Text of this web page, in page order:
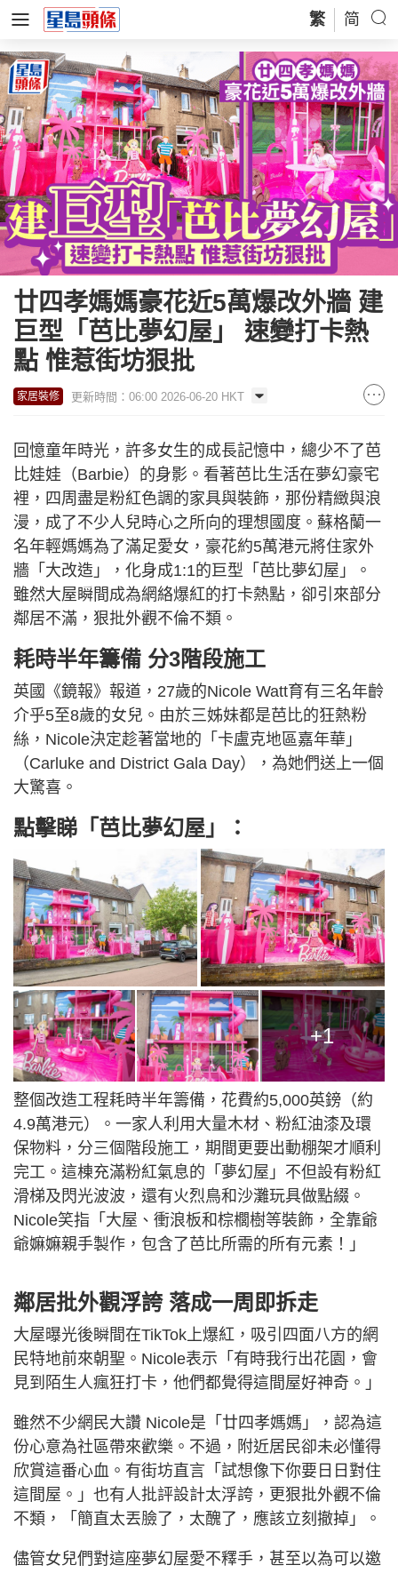
繁 简
廿四孝媽媽豪花近5萬爆改外牆 建
巨型「芭比夢幻屋」 速變打卡熱
點 惟惹街坊狠批
家居裝修 更新時間：06:00 2026-06-20 HKT
回憶童年時光，許多女生的成長記憶中，總少不了芭
比娃娃（Barbie）的身影。看著芭比生活在夢幻豪宅
裡，四周盡是粉紅色調的家具與裝飾，那份精緻與浪
漫，成了不少人兒時心之所向的理想國度。蘇格蘭一
名年輕媽媽為了滿足愛女，豪花約5萬港元將住家外
牆「大改造」，化身成1:1的巨型「芭比夢幻屋」。
雖然大屋瞬間成為網絡爆紅的打卡熱點，卻引來部分
鄰居不滿，狠批外觀不倫不類。
耗時半年籌備 分3階段施工
英國《鏡報》報道，27歲的Nicole Watt育有三名年齡
介乎5至8歲的女兒。由於三姊妹都是芭比的狂熱粉
絲，Nicole決定趁著當地的「卡盧克地區嘉年華」
（Carluke and District Gala Day），為她們送上一個
大驚喜。
點擊睇「芭比夢幻屋」：
+1
整個改造工程耗時半年籌備，花費約5,000英鎊（約
4.9萬港元）。一家人利用大量木材、粉紅油漆及環
保物料，分三個階段施工，期間更要出動棚架才順利
完工。這棟充滿粉紅氣息的「夢幻屋」不但設有粉紅
滑梯及閃光波波，還有火烈鳥和沙灘玩具做點綴。
Nicole笑指「大屋、衝浪板和棕櫚樹等裝飾，全靠爺
爺嫲嫲親手製作，包含了芭比所需的所有元素！」
鄰居批外觀浮誇 落成一周即拆走
大屋曝光後瞬間在TikTok上爆紅，吸引四面八方的網
民特地前來朝聖。Nicole表示「有時我行出花園，會
見到陌生人瘋狂打卡，他們都覺得這間屋好神奇。」
雖然不少網民大讚 Nicole是「廿四孝媽媽」，認為這
份心意為社區帶來歡樂。不過，附近居民卻未必懂得
欣賞這番心血。有街坊直言「試想像下你要日日對住
這間屋。」也有人批評設計太浮誇，更狠批外觀不倫
不類，「簡直太丟臉了，太醜了，應該立刻撤掉」。
儘管女兒們對這座夢幻屋愛不釋手，甚至以為可以邀